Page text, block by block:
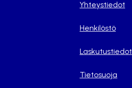
Yhteystiedot
Henkilöstö
Laskutustiedot
Tietosuoja